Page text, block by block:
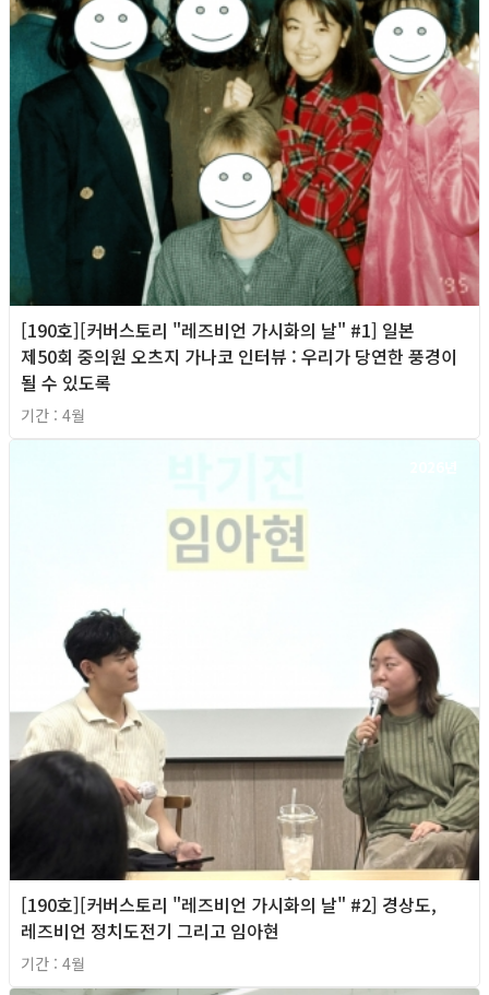
[190호][커버스토리 "레즈비언 가시화의 날" #1] 일본
제50회 중의원 오츠지 가나코 인터뷰 : 우리가 당연한 풍경이
될 수 있도록
기간 : 4월
[190호][커버스토리 "레즈비언 가시화의 날" #2] 경상도,
레즈비언 정치도전기 그리고 임아현
기간 : 4월